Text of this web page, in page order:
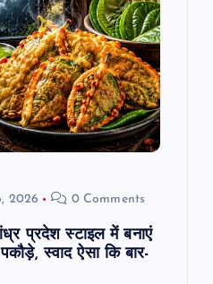
2026 0 Comments
प्रदेश स्टाइल में बनाएं
स्वाद ऐसा कि बार-